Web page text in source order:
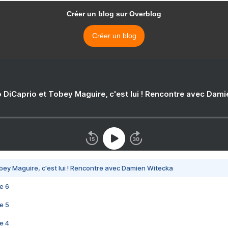
Créer un blog sur Overblog
Créer un blog
DiCaprio et Tobey Maguire, c'est lui ! Rencontre avec
Maguire, c'est lui ! Rencontre avec Damien Witecka
6
5
4